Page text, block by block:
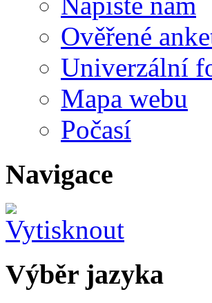
Ověřené
Univerzální
Mapa webu
Počasí
Navigace
Výběr jazyka